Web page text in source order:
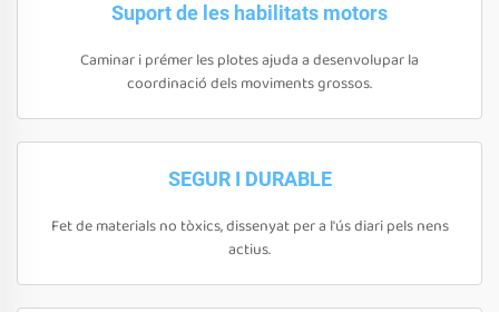
Suport de les habilitats motors
Caminar i prémer les plotes ajuda a desenvolupar la
coordinació dels moviments grossos.
SEGUR I DURABLE
Fet de materials no tòxics, dissenyat per a l'ús diari pels nens
actius.